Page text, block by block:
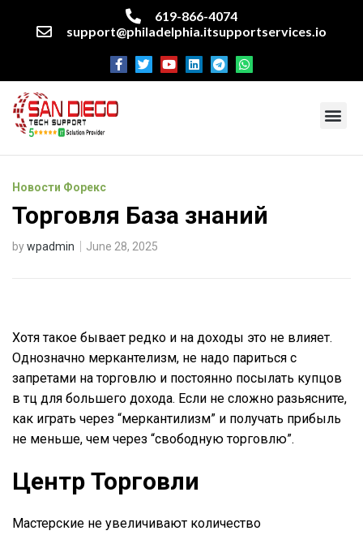
619-866-4074
support@philadelphia.itsupportservices.io
Новости Форекс
Торговля База знаний
bywpadmin June 28, 2025
Хотя такое бывает редко и на доходы это не влияет.
Однозначно меркантелизм, не надо париться с
запретами на торговлю и постоянно посылать купцов
в тц для большего дохода. Если не сложно разьясните,
как играть через “меркантилизм” и получать прибыль
не меньше, чем через “свободную торговлю”.
Центр Торговли
Мастерские не увеличивают количество